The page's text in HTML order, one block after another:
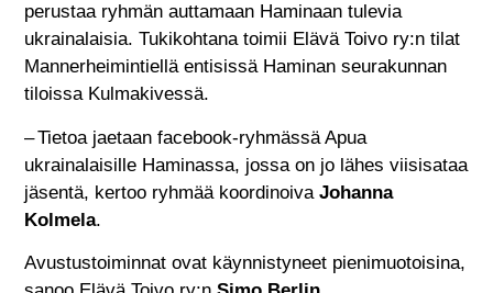
perustaa ryhmän auttamaan Haminaan tulevia
ukrainalaisia. Tukikohtana toimii Elävä Toivo ry:n tilat
Mannerheimintiellä entisissä Haminan seurakunnan
tiloissa Kulmakivessä.
– Tietoa jaetaan facebook-ryhmässä Apua
ukrainalaisille Haminassa, jossa on jo lähes viisisataa
jäsentä, kertoo ryhmää koordinoivaJohanna
Kolmela.
Avustustoiminnat ovat käynnistyneet pienimuotoisina,